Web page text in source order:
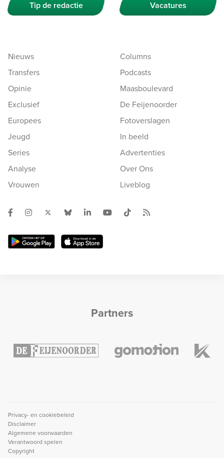
Tip de redactie Vacatures
Nieuws
Transfers
Opinie
Exclusief
Europees
Jeugd
Series
Analyse
Vrouwen
Columns
Podcasts
Maasboulevard
De Feijenoorder
Fotoverslagen
In beeld
Advertenties
Over Ons
Liveblog
Partners
Privacy- en cookiebeleid
Disclaimer
Algemene voorwaarden
Verantwoord spelen
Copyright